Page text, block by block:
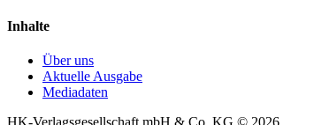
Inhalte
Über uns
Aktuelle Ausgabe
Mediadaten
HK-Verlagsgesellschaft mbH & Co. KG © 2026